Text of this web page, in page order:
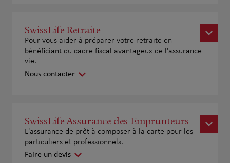
SwissLife Retraite
Pour vous aider à préparer votre retraite en
bénéficiant du cadre fiscal avantageux de l'assurance-
vie.
Nous contacter
SwissLife Assurance des Emprunteurs
L'assurance de prêt à composer à la carte pour les
particuliers et professionnels.
Faire un devis